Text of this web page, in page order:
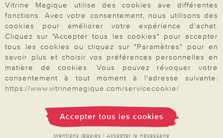
À propos de nous
Besoin d'aide?
©2026 Vitrine Magique
Vitrine Magique utilise des cookies ave différentes
fonctions. Avec votre consentement, nous utilisons des
cookies pour améliorer votre expérience d'achat.
Cliquez sur "Accepter tous les cookies" pour accepter
tous les cookies ou cliquez sur "Paramètres" pour en
savoir plus et choisir vos préférences personnelles en
matière de cookies. Vous pouvez révoquer votre
consentement à tout moment à l'adresse suivante:
https://www.vitrinemagique.com/servicecookie/
Accepter tous les cookies
Mentions légales | Accepter le nécessaire